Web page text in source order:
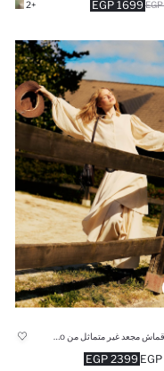
1699 EGP
+2
2399 EGP